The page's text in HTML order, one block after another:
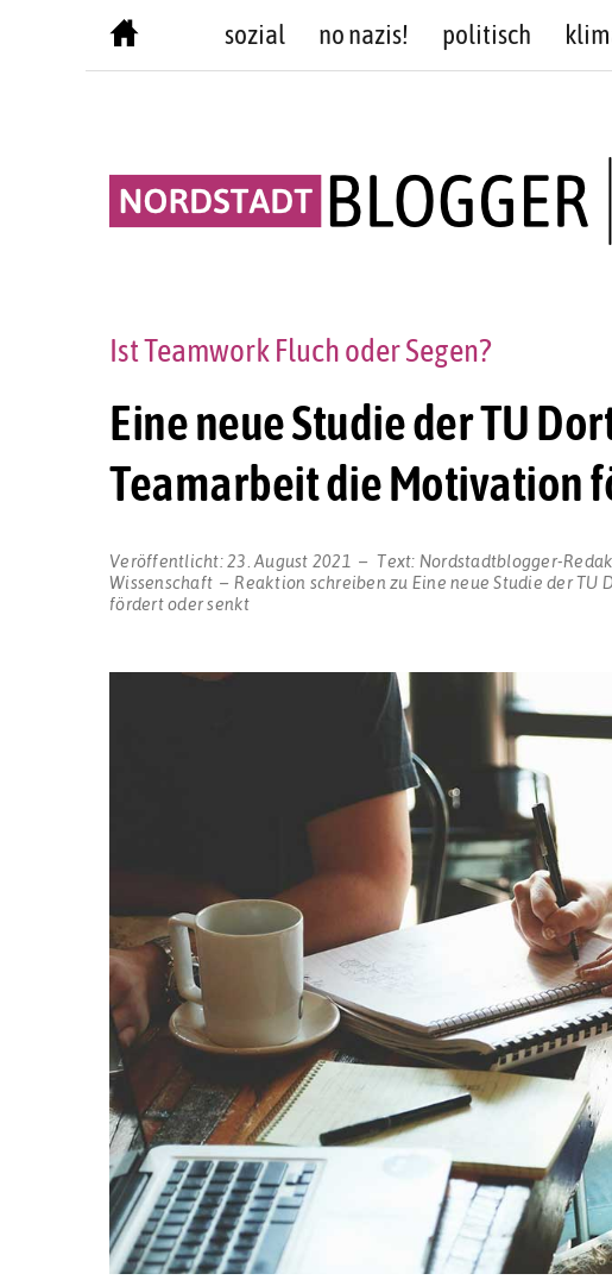
sozial no nazis! politisch
Eine neue Studie der TU
Teamarbeit die Motivation
Ist Teamwork Fluch oder Segen?
Veröffentlicht: 23. August 2021 Text: Nordstadtblogger-
Wissenschaft
Reaktion schreiben zu Eine neue Studie der
fördert oder senkt